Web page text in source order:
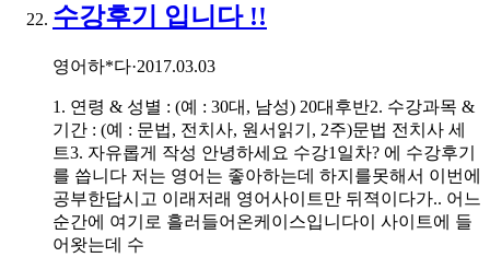
수강후기 입니다 !!
영어하*다·2017.03.03
1. 연령 & 성별 : (예 : 30대, 남성) 20대후반2. 수강과목 &
기간 : (예 : 문법, 전치사, 원서읽기, 2주)문법 전치사 세
트3. 자유롭게 작성 안녕하세요 수강1일차? 에 수강후기
를 씁니다 저는 영어는 좋아하는데 하지를못해서 이번에
공부한답시고 이래저래 영어사이트만 뒤젹이다가.. 어느
순간에 여기로 흘러들어온케이스입니다이 사이트에 들
어왓는데 수